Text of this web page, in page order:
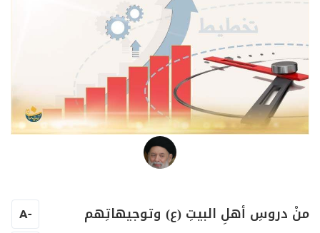
منْ دروسِ أهلِ البيتِ (ع) وتوجيهاتِهم -
A